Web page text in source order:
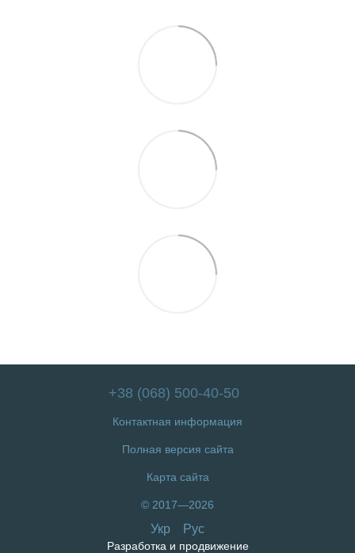
+38 (068) 500-40-50
Контактная информация
Полная версия сайта
Карта сайта
© 2017—2026
Укр Рус
Разработка и продвижение